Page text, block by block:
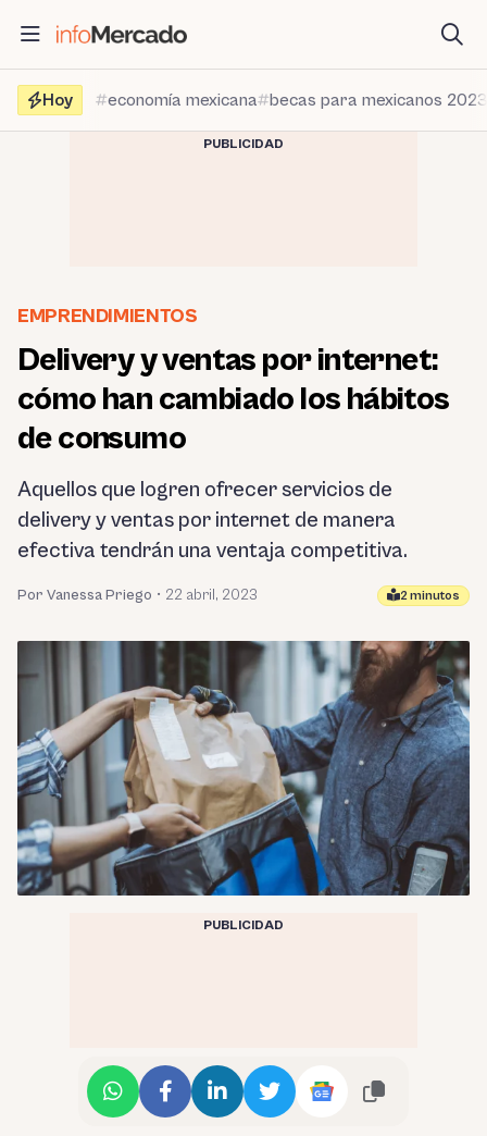
contenido
Hoy
economía mexicana becas para mexicanos 2023
PUBLICIDAD
EMPRENDIMIENTOS
Delivery y ventas por internet:
cómo han cambiado los hábitos
de consumo
Aquellos que logren ofrecer servicios de
delivery y ventas por internet de manera
efectiva tendrán una ventaja competitiva.
Por Vanessa Priego • 22 abril, 2023 2 minutos
PUBLICIDAD